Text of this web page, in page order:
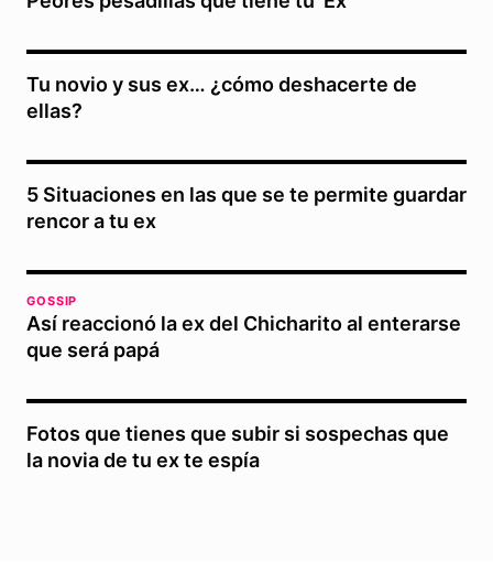
Tu novio y sus ex… ¿cómo deshacerte de
ellas?
5 Situaciones en las que se te permite guardar
rencor a tu ex
GOSSIP
Así reaccionó la ex del Chicharito al enterarse
que será papá
Fotos que tienes que subir si sospechas que
la novia de tu ex te espía